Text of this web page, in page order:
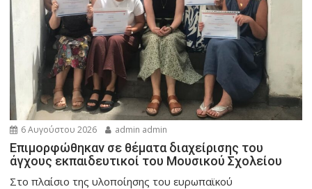
6 Αυγούστου 2026 admin admin
Eπιμορφώθηκαν σε θέματα διαχείρισης του
άγχους εκπαιδευτικοί του Μουσικού Σχολείου
Στο πλαίσιο της υλοποίησης του ευρωπαϊκού